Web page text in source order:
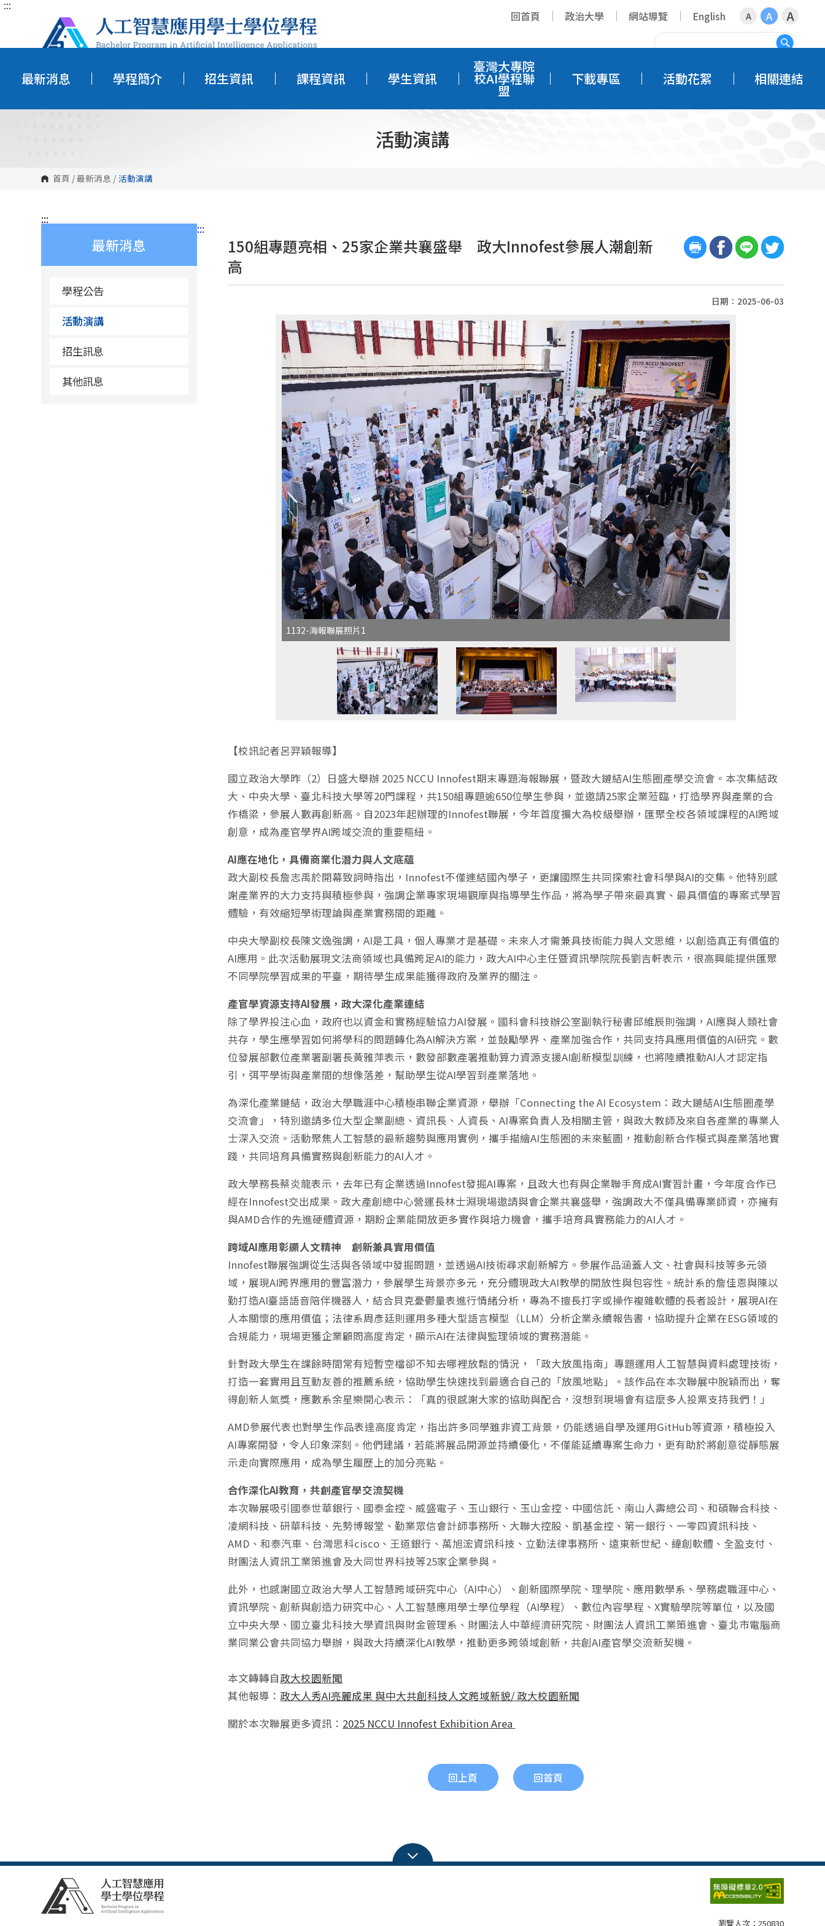
跳
內
:::
回首頁 政治大學 網站導覽 English A A A
搜尋
最新消息 學程簡介 招生資訊 課程資訊 學生資訊
臺灣大專院
校AI學程聯
盟
下載專區 活動花絮 相關連結
活動演講
首頁 /最新消息 / 活動演講
:::
最新消息
學程公告
活動演講
招生訊息
其他訊息
:::
150組專題亮相、25家企業共襄盛舉 政大Innofest參展人潮創新
高
日期：2025-06-03
1132-海報聯展照片1
【校訊記者呂羿穎報導】
國立政治大學昨（2）日盛大舉辦 2025 NCCU Innofest期末專題海報聯展，暨政大鏈結AI生態圈產學交流會。本次集結政
大、中央大學、臺北科技大學等20門課程，共150組專題逾650位學生參與，並邀請25家企業蒞臨，打造學界與產業的合
作橋梁，參展人數再創新高。自2023年起辦理的Innofest聯展，今年首度擴大為校級舉辦，匯聚全校各領域課程的AI跨域
創意，成為產官學界AI跨域交流的重要樞紐。
AI應在地化，具備商業化潛力與人文底蘊
政大副校長詹志禹於開幕致詞時指出，Innofest不僅連結國內學子，更讓國際生共同探索社會科學與AI的交集。他特別感
謝產業界的大力支持與積極參與，強調企業專家現場觀摩與指導學生作品，將為學子帶來最真實、最具價值的專案式學習
體驗，有效縮短學術理論與產業實務間的距離。
中央大學副校長陳文逸強調，AI是工具，個人專業才是基礎。未來人才需兼具技術能力與人文思維，以創造真正有價值的
AI應用。此次活動展現文法商領域也具備跨足AI的能力，政大AI中心主任暨資訊學院院長劉吉軒表示，很高興能提供匯聚
不同學院學習成果的平臺，期待學生成果能獲得政府及業界的關注。
產官學資源支持AI發展，政大深化產業連結
除了學界投注心血，政府也以資金和實務經驗協力AI發展。國科會科技辦公室副執行秘書邱維辰則強調，AI應與人類社會
共存，學生應學習如何將學科的問題轉化為AI解決方案，並鼓勵學界、產業加強合作，共同支持具應用價值的AI研究。數
位發展部數位產業署副署長黃雅萍表示，數發部數產署推動算力資源支援AI創新模型訓練，也將陸續推動AI人才認定指
引，弭平學術與產業間的想像落差，幫助學生從AI學習到產業落地。
為深化產業鏈結，政治大學職涯中心積極串聯企業資源，舉辦「Connecting the AI Ecosystem：政大鏈結AI生態圈產學
交流會」，特別邀請多位大型企業副總、資訊長、人資長、AI專案負責人及相關主管，與政大教師及來自各產業的專業人
士深入交流。活動聚焦人工智慧的最新趨勢與應用實例，攜手描繪AI生態圈的未來藍圖，推動創新合作模式與產業落地實
踐，共同培育具備實務與創新能力的AI人才。
政大學務長蔡炎龍表示，去年已有企業透過Innofest發掘AI專案，且政大也有與企業聯手育成AI實習計畫，今年度合作已
經在Innofest交出成果。政大產創總中心營運長林士淵現場邀請與會企業共襄盛舉，強調政大不僅具備專業師資，亦擁有
與AMD合作的先進硬體資源，期盼企業能開放更多實作與培力機會，攜手培育具實務能力的AI人才。
跨域AI應用彰顯人文精神 創新兼具實用價值
Innofest聯展強調從生活與各領域中發掘問題，並透過AI技術尋求創新解方。參展作品涵蓋人文、社會與科技等多元領
域，展現AI跨界應用的豐富潛力，參展學生背景亦多元，充分體現政大AI教學的開放性與包容性。統計系的詹佳恩與陳以
勤打造AI臺語語音陪伴機器人，結合貝克憂鬱量表進行情緒分析，專為不擅長打字或操作複雜軟體的長者設計，展現AI在
人本關懷的應用價值；法律系周彥廷則運用多種大型語言模型（LLM）分析企業永續報告書，協助提升企業在ESG領域的
合規能力，現場更獲企業顧問高度肯定，顯示AI在法律與監理領域的實務潛能。
針對政大學生在課餘時間常有短暫空檔卻不知去哪裡放鬆的情況，「政大放風指南」專題運用人工智慧與資料處理技術，
打造一套實用且互動友善的推薦系統，協助學生快速找到最適合自己的「放風地點」。該作品在本次聯展中脫穎而出，奪
得創新人氣獎，應數系余星樂開心表示：「真的很感謝大家的協助與配合，沒想到現場會有這麼多人投票支持我們！」
AMD參展代表也對學生作品表達高度肯定，指出許多同學雖非資工背景，仍能透過自學及運用GitHub等資源，積極投入
AI專案開發，令人印象深刻。他們建議，若能將展品開源並持續優化，不僅能延續專案生命力，更有助於將創意從靜態展
示走向實際應用，成為學生履歷上的加分亮點。
合作深化AI教育，共創產官學交流契機
本次聯展吸引國泰世華銀行、國泰金控、威盛電子、玉山銀行、玉山金控、中國信託、南山人壽總公司、和碩聯合科技、
凌網科技、研華科技、先勢博報堂、勤業眾信會計師事務所、大聯大控股、凱基金控、第一銀行、一零四資訊科技、
AMD、和泰汽車、台灣思科cisco、王道銀行、萬旭浤資訊科技、立勤法律事務所、遠東新世紀、緯創軟體、全盈支付、
財團法人資訊工業策進會及大同世界科技等25家企業參與。
此外，也感謝國立政治大學人工智慧跨域研究中心（AI中心）、創新國際學院、理學院、應用數學系、學務處職涯中心、
資訊學院、創新與創造力研究中心、人工智慧應用學士學位學程（AI學程）、數位內容學程、X實驗學院等單位，以及國
立中央大學、國立臺北科技大學資訊與財金管理系、財團法人中華經濟研究院、財團法人資訊工業策進會、臺北市電腦商
業同業公會共同協力舉辦，與政大持續深化AI教學，推動更多跨領域創新，共創AI產官學交流新契機。
本文轉轉自政大校園新聞
其他報導： 政大人秀AI亮麗成果 與中大共創科技人文跨域新貌/ 政大校園新聞
關於本次聯展更多資訊： 2025 NCCU Innofest Exhibition Area
回上頁 回首頁
瀏覽人次： 250830